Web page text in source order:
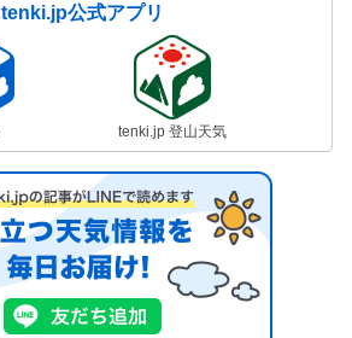
tenki.jp公式アプリ
tenki.jp 登山天気